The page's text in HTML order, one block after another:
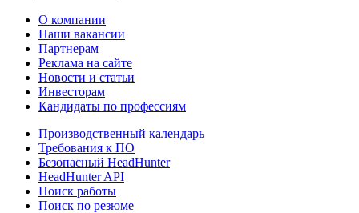
О компании
Наши вакансии
Партнерам
Реклама на сайте
Новости и статьи
Инвесторам
Кандидаты по профессиям
Производственный календарь
Требования к ПО
Безопасный HeadHunter
HeadHunter API
Поиск работы
Поиск по резюме